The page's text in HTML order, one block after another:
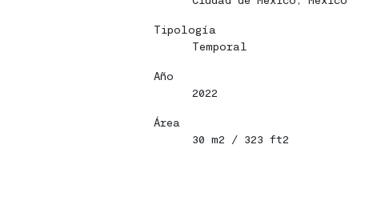
Tipología
Temporal
Año
2022
Área
30 m2 / 323 ft2